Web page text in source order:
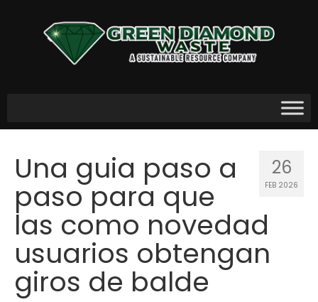
26
FEB 2026
Una guia paso a
paso para que
las como novedad
usuarios obtengan
giros de balde